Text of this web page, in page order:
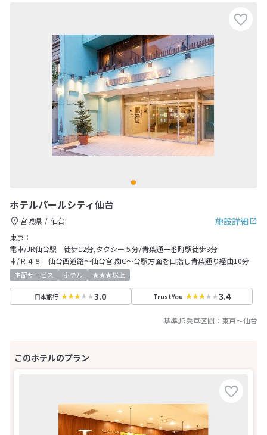
ホテルパールシティ仙台
施設詳細
宮城県
仙台
東京：
電車/JR仙台駅 徒歩12分,タクシー５分/青葉通一番町駅徒歩3分
車/Ｒ４８ 仙台西道路～仙台宮城IC～台駅方面を目指し青葉通り経由10分
宅配サービス ホテル ★★★以上
日本旅行 3.0 TrustYou 3.4
基準JR乗車区間： 東京～仙台